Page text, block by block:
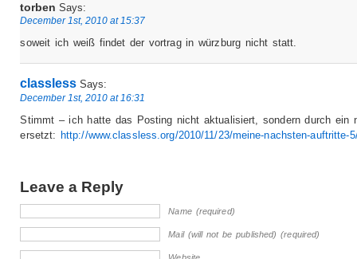
torben Says:
December 1st, 2010 at 15:37
soweit ich weiß findet der vortrag in würzburg nicht statt.
classless Says:
December 1st, 2010 at 16:31
Stimmt – ich hatte das Posting nicht aktualisiert, sondern durch ein
ersetzt: http://www.classless.org/2010/11/23/meine-nachsten-auftritte-
Leave a Reply
Name (required)
Mail (will not be published) (required)